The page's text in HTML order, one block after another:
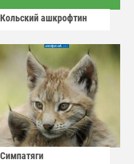
Кольский ашкрофтин
Симпатяги